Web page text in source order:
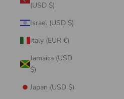
(USD $)
Israel (USD $)
Italy (EUR €)
Jamaica (USD
$)
Japan (USD $)